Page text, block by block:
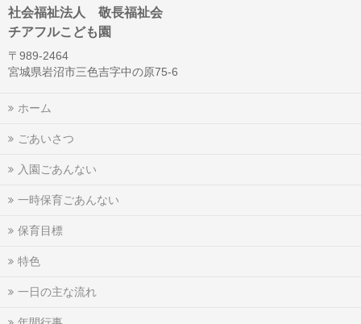
社会福祉法人 敬長福祉会
チアフルこども園
〒989-2464
宮城県岩沼市三色吉字中の原75-6
ホーム
ごあいさつ
入園ごあんない
一時保育ごあんない
保育目標
特色
一日の主な流れ